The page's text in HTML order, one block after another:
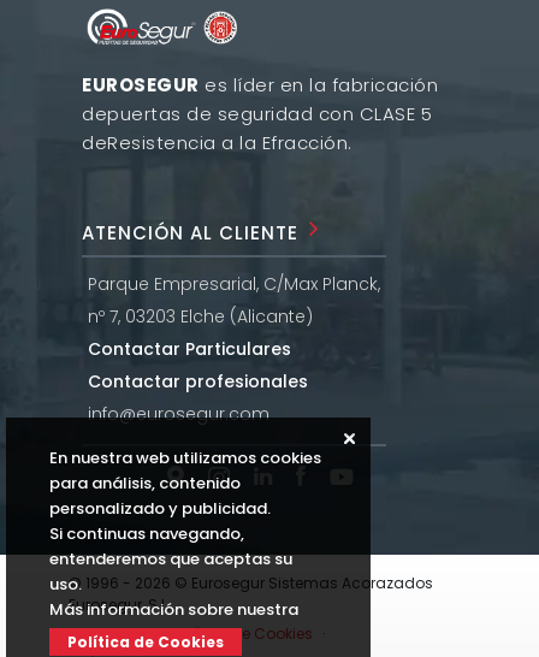
En nuestra web utilizamos cookies
para análisis, contenido
personalizado y publicidad.
Si continuas navegando,
entenderemos que aceptas su
uso.
Más información sobre nuestra
Política de Cookies
EUROSEGUR es líder en la fabricación
depuertas de seguridad con CLASE 5
deResistencia a la Efracción.
ATENCIÓN AL CLIENTE
Parque Empresarial, C/Max Planck,
nº 7, 03203 Elche (Alicante)
Contactar Particulares
Contactar profesionales
info@eurosegur.com
© 1996 - 2026 © Eurosegur Sistemas Acorazados
Eurosegur, S.L.
Aviso Legal · Política de Cookies ·